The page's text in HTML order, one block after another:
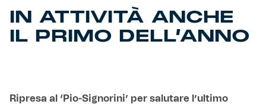
IN ATTIVITÀ ANCHE
IL PRIMO DELL’ANNO
Ripresa al ‘Pio-Signorini’ per salutare l’ultimo